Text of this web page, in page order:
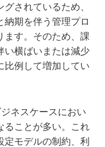
されているため、
期を伴う管理プロ
ます。そのため、課
い横ばいまたは減少
比例して増加してい
ネスケースにおい
ることが多い。これ
定モデルの制約、利